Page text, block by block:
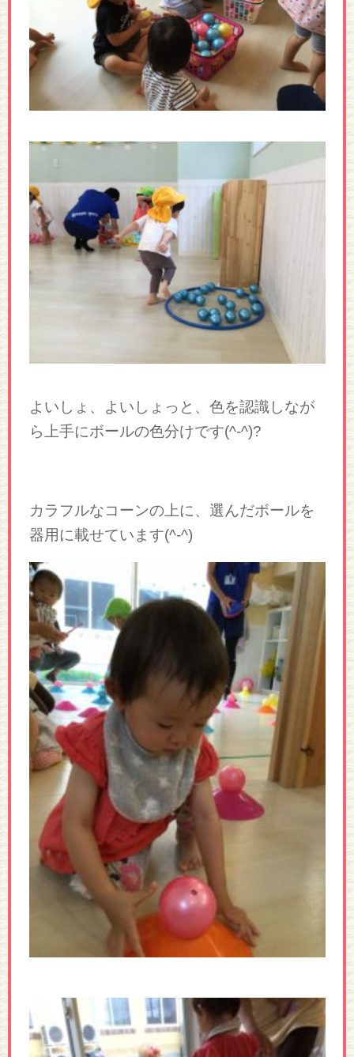
よいしょ、よいしょっと、色を認識しなが
ら上手にボールの色分けです(^-^)?
カラフルなコーンの上に、選んだボールを
器用に載せています(^-^)